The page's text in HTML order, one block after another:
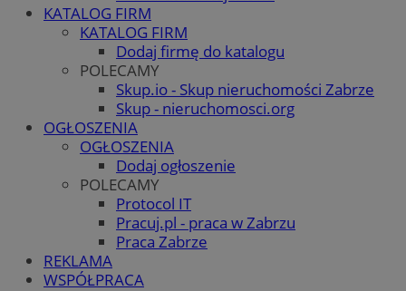
KATALOG FIRM
KATALOG FIRM
Dodaj firmę do katalogu
POLECAMY
Skup.io - Skup nieruchomości Zabrze
Skup - nieruchomosci.org
OGŁOSZENIA
OGŁOSZENIA
Dodaj ogłoszenie
POLECAMY
Protocol IT
Pracuj.pl - praca w Zabrzu
Praca Zabrze
REKLAMA
WSPÓŁPRACA